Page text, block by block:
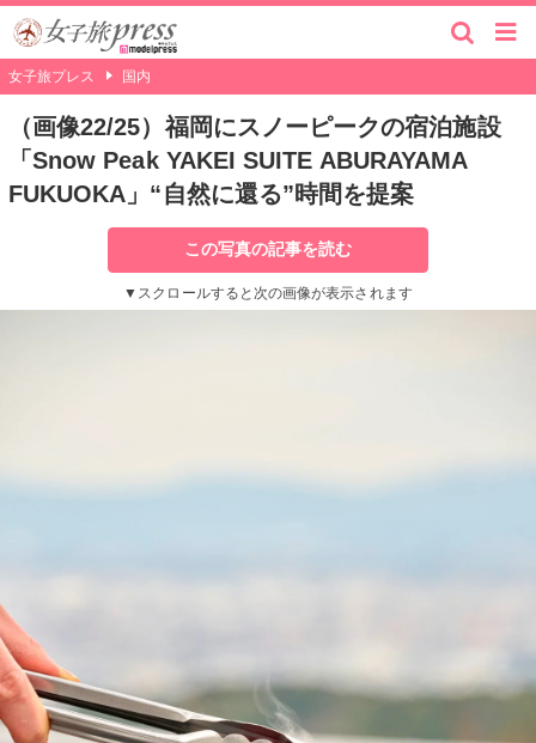
女子旅プレス 国内
（画像22/25）福岡にスノーピークの宿泊施設
「Snow Peak YAKEI SUITE ABURAYAMA
FUKUOKA」“自然に還る”時間を提案
この写真の記事を読む
▼スクロールすると次の画像が表示されます